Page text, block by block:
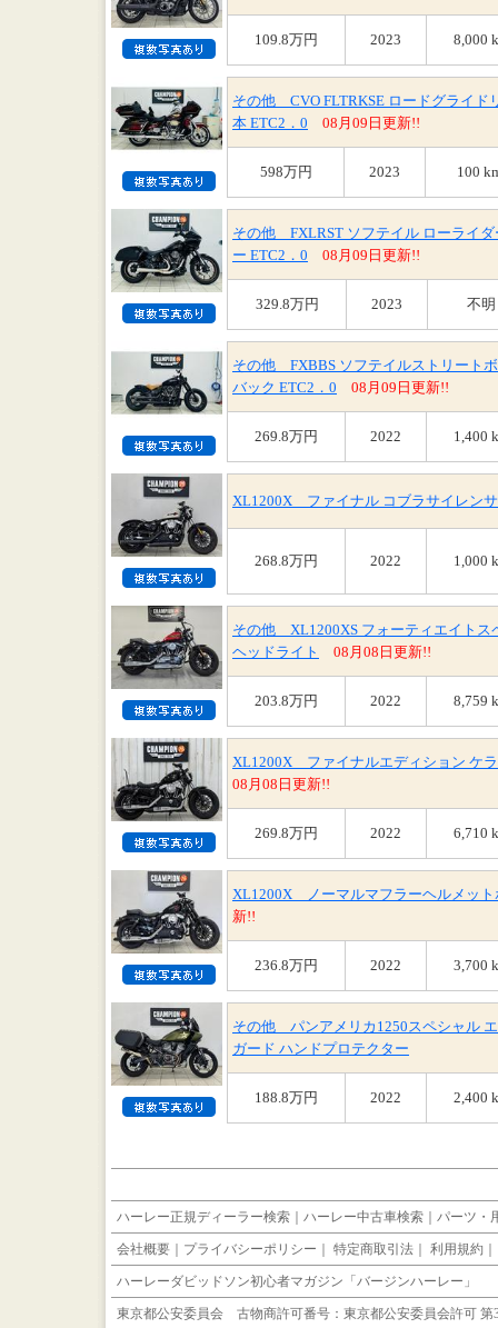
109.8万円 2023 8,000
その他 CVO FLTRKSE ロードグライド
本 ETC2．0
08月09日更新!!
598万円 2023 100
その他 FXLRST ソフテイル ローライダ
ー ETC2．0
08月09日更新!!
329.8万円 2023 不明
その他 FXBBS ソフテイルストリート
バック ETC2．0
08月09日更新!!
269.8万円 2022 1,400
XL1200X ファイナル コブラサイレン
268.8万円 2022 1,000
その他 XL1200XS フォーティエイトス
ヘッドライト
08月08日更新!!
203.8万円 2022 8,759
XL1200X ファイナルエディション ケ
08月08日更新!!
269.8万円 2022 6,710
XL1200X ノーマルマフラーヘルメット
新!!
236.8万円 2022 3,700
その他 パンアメリカ1250スペシャル
ガード ハンドプロテクター
188.8万円 2022 2,400
ハーレー正規ディーラー検索 ハーレー中古車検索 パーツ・
会社概要 プライバシーポリシー 特定商取引法 利用規約
ハーレーダビッドソン初心者マガジン「バージンハーレー」
東京都公安委員会 古物商許可番号：東京都公安委員会許可 第